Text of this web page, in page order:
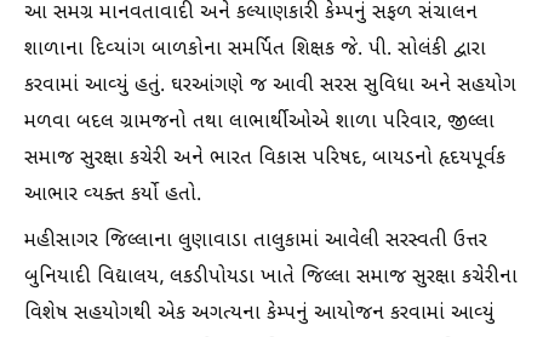
આ સમગ્ર માનવતાવાદી અને કલ્યાણકારી કેમ્પનું સફળ સંચાલન
શાળાના દિવ્યાંગ બાળકોના સમર્પિત શિક્ષક જે. પી. સોલંકી દ્વારા
કરવામાં આવ્યું હતું. ઘરઆંગણે જ આવી સરસ સુવિધા અને સહયોગ
મળવા બદલ ગ્રામજનો તથા લાભાર્થીઓએ શાળા પરિવાર, જીલ્લા
સમાજ સુરક્ષા કચેરી અને ભારત વિકાસ પરિષદ, બાયડનો હૃદયપૂર્વક
આભાર વ્યક્ત કર્યો હતો.
મહીસાગર જિલ્લાના લુણાવાડા તાલુકામાં આવેલી સરસ્વતી ઉત્તર
બુનિયાદી વિદ્યાલય, લકડીપોયડા ખાતે જિલ્લા સમાજ સુરક્ષા કચેરીના
વિશેષ સહયોગથી એક અગત્યના કેમ્પનું આયોજન કરવામાં આવ્યું